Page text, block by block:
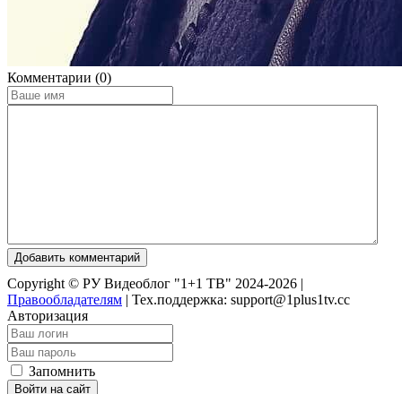
Комментарии (0)
Добавить комментарий
Copyright © РУ Видеоблог "1+1 ТВ" 2024-2026 |
Правообладателям | Тех.поддержка: support@1plus1tv.cc
Авторизация
Запомнить
Войти на сайт